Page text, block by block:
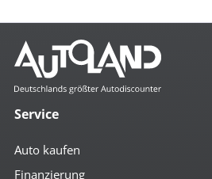
Service
Auto kaufen
Finanzierung